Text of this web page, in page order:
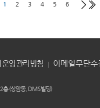
1 2 3 4 5 6
영 관리 방침
이메일무단
층 (상암동, DMS빌딩)